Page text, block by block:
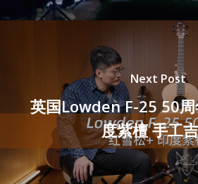
Next Post
英国Lowden F-25 50
度紫檀 手工